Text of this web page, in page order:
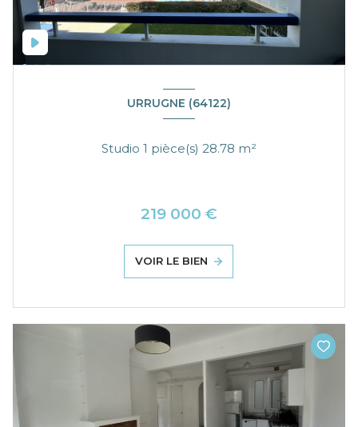
URRUGNE (64122)
Studio 1 pièce(s) 28.78 m²
219 000 €
VOIR LE BIEN